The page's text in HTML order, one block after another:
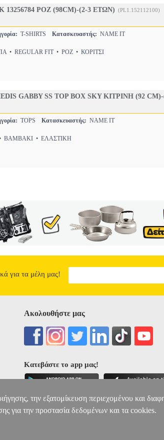
13256784 ΡΟΖ (98CM)-(2-3 ΕΤΩΝ) (PL1.152112100)
T-SHIRTS Κατασκευαστής: NAME IT
• REGULAR FIT • ΡΟΖ • ΚΟΡΙΤΣΙ
GABBY SS TOP BOX SKY ΚΙΤΡΙΝΗ (92 CM)-
TOPS Κατασκευαστής: NAME IT
• ΒΑΜΒΑΚΙ • ΕΛΑΣΤΙΚΗ
για τα μέλη μας!
Ακολουθήστε μας
Κατεβάστε το app μας!
την εξατομίκευση περιεχομένου και
για την προστασία δεδομένων και τα cookies.